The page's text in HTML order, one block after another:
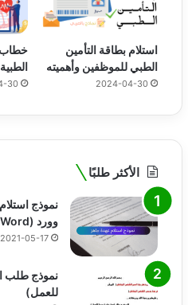
استلام بطاقة التأمين
الطبي للموظفين وأهميته
2024-04-30
خطاب
30
الأكثر طلبًا
نموذج
وورد (Word)
2021-05-17
نموذج طلب
للعمل)